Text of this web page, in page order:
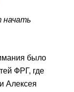
начать
было
ФРГ, где
Алексея